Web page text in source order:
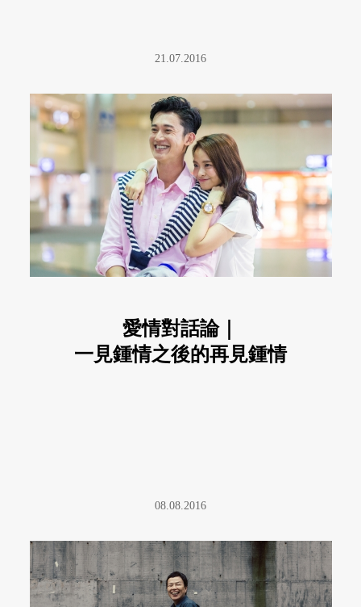
21.07.2016
愛情對話論｜
一見鍾情之後的再見鍾情
08.08.2016